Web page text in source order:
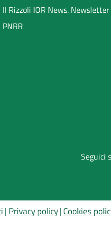
Il Rizzoli IOR News.
PNRR
Seguici
Privacy policy Cookies